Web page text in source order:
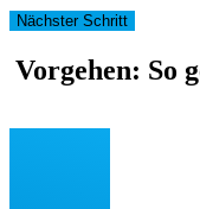
Nächster Schritt
Vorgehen: So